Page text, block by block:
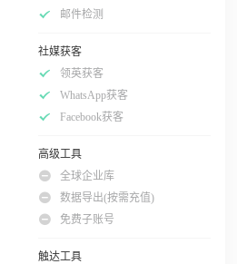
邮件检测
社媒获客
领英获客
WhatsApp获客
Facebook获客
高级工具
全球企业库
数据导出(按需充值)
免费子账号
触达工具